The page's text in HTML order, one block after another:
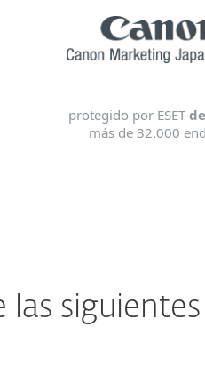
protegido por ESET
más de 32.000